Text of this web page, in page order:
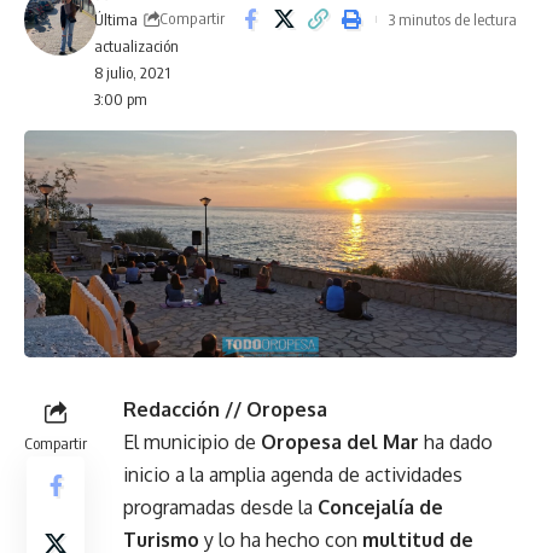
Última
actualización
8 julio, 2021
3:00 pm
Compartir 3 minutos de lectura
Compartir
Redacción // Oropesa
El municipio de Oropesa del Mar ha dado
inicio a la amplia agenda de actividades
programadas desde la Concejalía de
Turismo y lo ha hecho con multitud de